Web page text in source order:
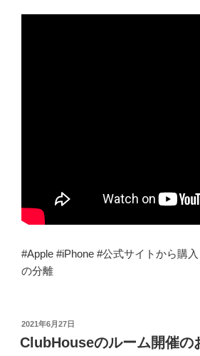
#Apple #iPhone #公式サイトから購
の分離
投
稿
日:
2021年6月27日
ClubHouseのルーム開催の